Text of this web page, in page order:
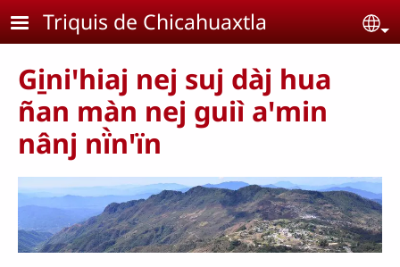
Pasar al contenido principal
Triquis de Chicahuaxtla
Gi̱niꞌhiaj nej suj dàj hua
ñan màn nej guiì aꞌmin
nânj nï̀nꞌïn